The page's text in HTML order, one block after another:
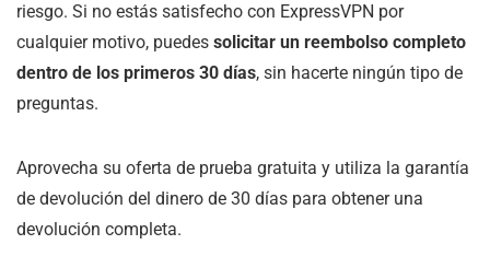
riesgo. Si no estás satisfecho con ExpressVPN por
cualquier motivo, puedes solicitar un reembolso completo
dentro de los primeros 30 días, sin hacerte ningún tipo de
preguntas.
Aprovecha su oferta de prueba gratuita y utiliza la garantía
de devolución del dinero de 30 días para obtener una
devolución completa.